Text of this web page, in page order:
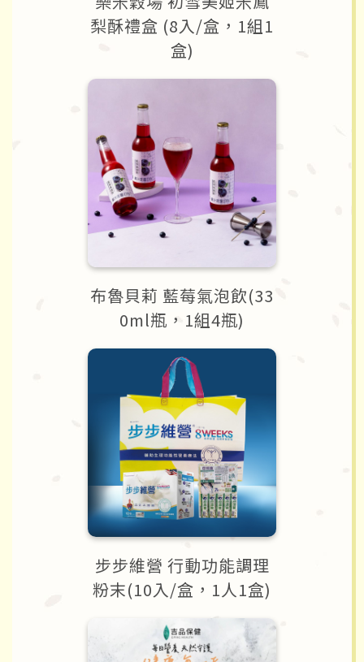
梨酥禮盒 (8入/盒，1組1
盒)
布魯貝莉 藍莓氣泡飲(33
0ml瓶，1組4瓶)
步步維營 行動功能調理
粉末(10入/盒，1人1盒)